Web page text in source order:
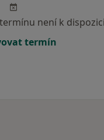
není k dispozici
termín